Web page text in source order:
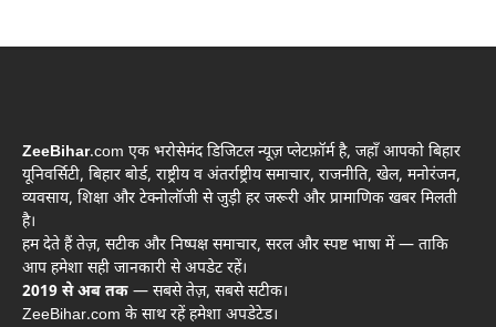
ZeeBihar.com एक भरोसेमंद डिजिटल न्यूज़ प्लेटफ़ॉर्म है, जहाँ आपको बिहार
यूनिवर्सिटी, बिहार बोर्ड, राष्ट्रीय व अंतर्राष्ट्रीय समाचार, राजनीति, खेल, मनोरंजन,
व्यवसाय, शिक्षा और टेक्नोलॉजी से जुड़ी हर जरूरी और प्रामाणिक खबर मिलती
है।
हम देते हैं तेज़, सटीक और निष्पक्ष समाचार, सरल और स्पष्ट भाषा में — ताकि
आप हमेशा सही जानकारी से अपडेट रहें।
2019 से अब तक — सबसे तेज़, सबसे सटीक।
ZeeBihar.com के साथ रहें हमेशा अपडेटेड।